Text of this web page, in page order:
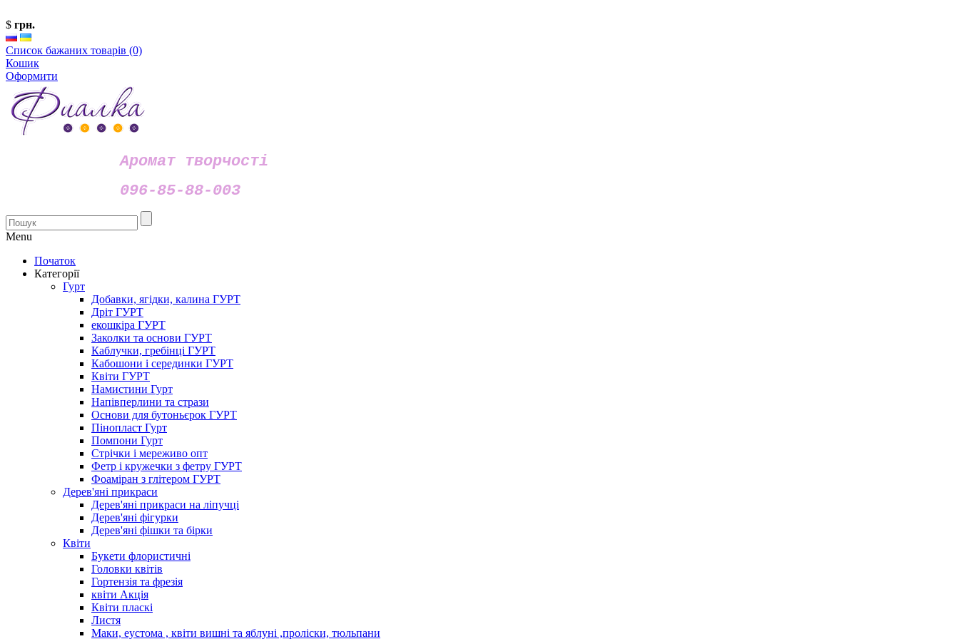
$ грн.
Список бажаних товарів (0)
Кошик
Оформити
Аромат творчості
096-85-88-003
Menu
Початок
Категорії
Гурт
Добавки, ягідки, калина ГУРТ
Дріт ГУРТ
екошкіра ГУРТ
Заколки та основи ГУРТ
Каблучки, гребінці ГУРТ
Кабошони і серединки ГУРТ
Квіти ГУРТ
Намистини Гурт
Напівперлини та стрази
Основи для бутоньєрок ГУРТ
Пінопласт Гурт
Помпони Гурт
Стрічки і мереживо опт
Фетр і кружечки з фетру ГУРТ
Фоаміран з глітером ГУРТ
Дерев'яні прикраси
Дерев'яні прикраси на ліпучці
Дерев'яні фігурки
Дерев'яні фішки та бірки
Квіти
Букети флористичні
Головки квітів
Гортензія та фрезія
квіти Акція
Квіти пласкі
Листя
Маки, еустома , квіти вишні та яблуні ,проліски, тюльпани